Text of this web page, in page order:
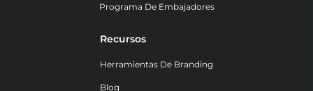
Programa De Embajadores
Recursos
Herramientas De Branding
Blog